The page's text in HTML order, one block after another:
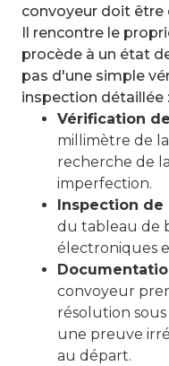
convoyeur doit être
Il rencontre le
procède à un état
pas d'une simple
inspection détaillée :
Vérification
millimètre de
recherche de
imperfection.
Inspection de
du tableau de
électroniques
convoyeur
résolution
une preuve
au départ.